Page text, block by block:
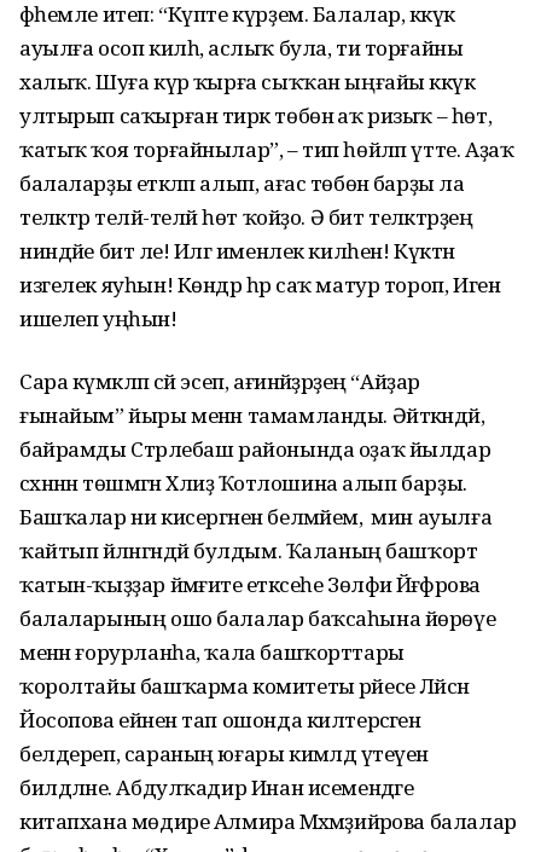
фәһемле итеп: “Күпте күрҙем. Балалар, кәкүк
ауылға осоп килһә, аслыҡ була, ти торғайны
халыҡ. Шуға күрә ҡырға сыҡҡан ыңғайы кәкүк
ултырып саҡырған тирәк төбөнә аҡ ризыҡ – һөт,
ҡатыҡ ҡоя торғайнылар”, – тип һөйләп үтте. Аҙаҡ
балаларҙы етәкләп алып, ағас төбөнә барҙы ла
теләктәр теләй-теләй һөт ҡойҙо. Ә бит теләктәрҙең
ниндәйе бит әле! Илгә именлек килһен! Күктән
изгелек яуһын! Көндәр һәр саҡ матур тороп, Иген
ишелеп уңһын!
Сара күмәкләп сәй эсеп, ағинәйҙәрҙең “Айҙар
ғынайым” йыры менән тамамланды. Әйткәндәй,
байрамды Стәрлебаш районында оҙаҡ йылдар
сәхнәнән төшмәгән Хәлиҙә Ҡотлошина алып барҙы.
Башҡалар ни кисергәнен белмәйем, ә мин ауылға
ҡайтып әйләнгәндәй булдым. Ҡаланың башҡорт
ҡатын-ҡыҙҙар йәмғиәте етәксеһе Зөлфиә Йәғәфәрова
балаларының ошо балалар баҡсаһына йөрөүе
менән ғорурланһа, ҡала башҡорттары
ҡоролтайы башҡарма комитеты рәйесе Ләйсән
Йосопова ейәнен тап ошонда килтерәсәген
белдереп, сараның юғары кимәлдә үтеүен
билдәләне. Абдулҡадир Инан исемендәге
китапхана мөдире Алмира Мәхәмәҙийәрова балалар